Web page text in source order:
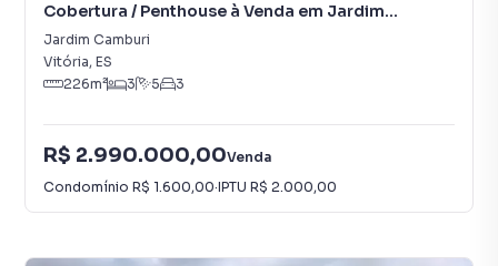
Cobertura / Penthouse à Venda em Jardim
Camburi
Jardim Camburi
Vitória, ES
226m² 3 5 3
R$ 2.990.000,00Venda
Condomínio R$ 1.600,00·IPTU R$ 2.000,00